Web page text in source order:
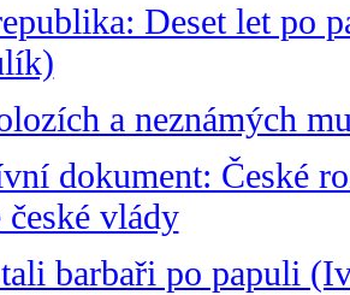
Deset let po
a neznámých
dokument: České
české vlády
barbaři po papuli